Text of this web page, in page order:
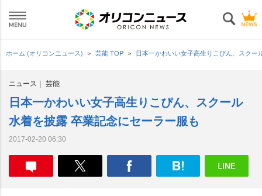
ホーム (オリコンニュース) 芸能 TOP 日本一かわいい女子高生りこぴん、スク
ニュース 芸能
日本一かわいい女子高生りこぴん、スクール
水着を披露 卒業記念にセーラー服も
2017-02-20 06:30